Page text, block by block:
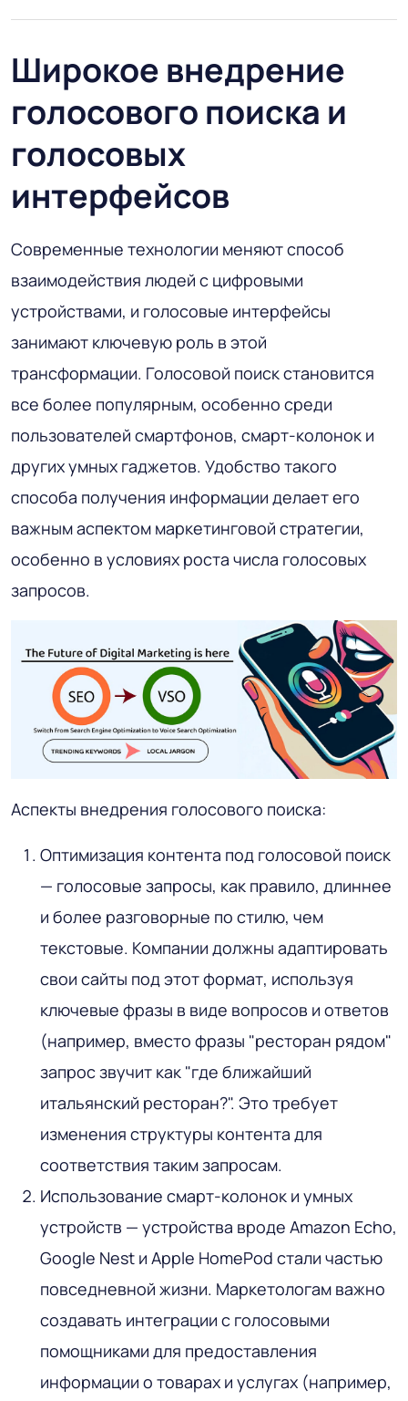
Широкое внедрение
голосового поиска и
голосовых
интерфейсов
Современные технологии меняют способ
взаимодействия людей с цифровыми
устройствами, и голосовые интерфейсы
занимают ключевую роль в этой
трансформации. Голосовой поиск становится
все более популярным, особенно среди
пользователей смартфонов, смарт-колонок и
других умных гаджетов. Удобство такого
способа получения информации делает его
важным аспектом маркетинговой стратегии,
особенно в условиях роста числа голосовых
запросов.
Аспекты внедрения голосового поиска:
Оптимизация контента под голосовой поиск
— голосовые запросы, как правило, длиннее
и более разговорные по стилю, чем
текстовые. Компании должны адаптировать
свои сайты под этот формат, используя
ключевые фразы в виде вопросов и ответов
(например, вместо фразы "ресторан рядом"
запрос звучит как "где ближайший
итальянский ресторан?". Это требует
изменения структуры контента для
соответствия таким запросам.
Использование смарт-колонок и умных
устройств — устройства вроде Amazon Echo,
Google Nest и Apple HomePod стали частью
повседневной жизни. Маркетологам важно
создавать интеграции с голосовыми
помощниками для предоставления
информации о товарах и услугах (например,